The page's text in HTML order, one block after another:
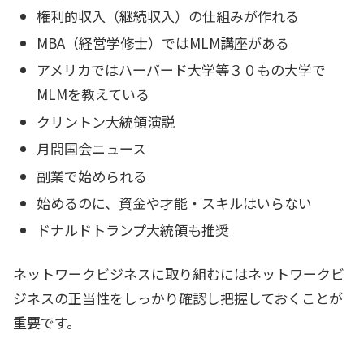
権利的収入（継続収入）の仕組みが作れる
MBA（経営学修士）ではMLM講座がある
アメリカではハーバード大学等３０もの大学で
MLMを教えている
クリントン大統領演説
月間国会ニュース
副業で始められる
始めるのに、資金や才能・スキルはいらない
ドナルドトランプ大統領も推奨
ネットワークビジネスに取り組むにはネットワークビ
ジネスの正当性をしっかり確認し把握しておくことが
重要です。